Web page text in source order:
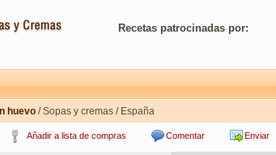
Recetas patrocinadas por:
huevo / Sopas y cremas / España
Añadir a lista de compras Comentar Enviar